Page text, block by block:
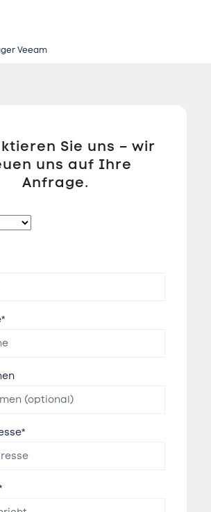
Veeam
Sie uns – wir
uns auf Ihre
Anfrage.